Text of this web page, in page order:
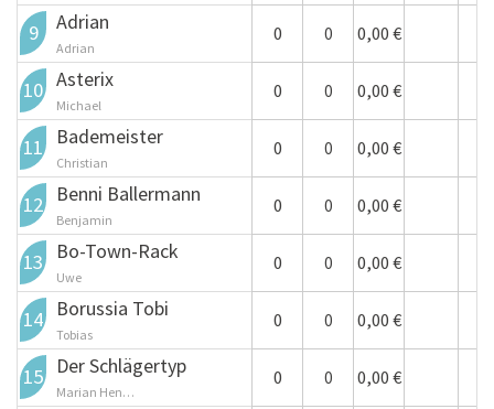
9 Adrian
Adrian
0 0 0,00 €
10 Asterix
Michael
0 0 0,00 €
11 Bademeister
Christian
0 0 0,00 €
12 Benni Ballermann
Benjamin
0 0 0,00 €
13 Bo-Town-Rack
Uwe
0 0 0,00 €
14 Borussia Tobi
Tobias
0 0 0,00 €
15 Der Schlägertyp
Marian Hen…
0 0 0,00 €